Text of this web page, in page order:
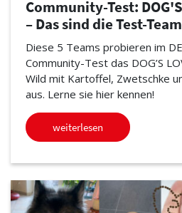
Community-Test:
– Das sind die Test-
Diese 5 Teams probieren im
Community-Test das DOG’S
Wild mit Kartoffel, Zwetschke
aus. Lerne sie hier kennen!
weiterlesen